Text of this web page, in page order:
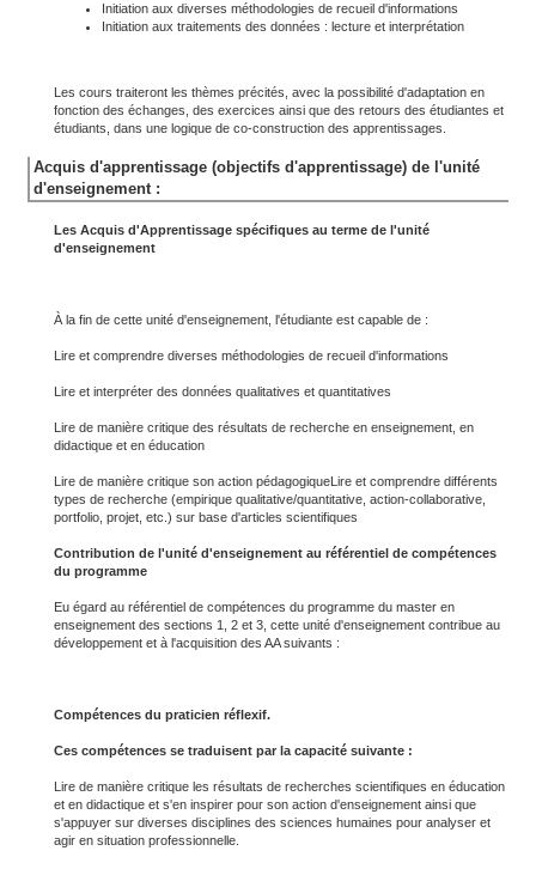
Initiation aux diverses méthodologies de recueil d'informations
Initiation aux traitements des données : lecture et interprétation
Les cours traiteront les thèmes précités, avec la possibilité d'adaptation en
fonction des échanges, des exercices ainsi que des retours des étudiantes et
étudiants, dans une logique de co-construction des apprentissages.
Acquis d'apprentissage (objectifs d'apprentissage) de l'unité
d'enseignement :
Les Acquis d'Apprentissage spécifiques au terme de l'unité
d'enseignement
À la fin de cette unité d'enseignement, l'étudiante est capable de :
Lire et comprendre diverses méthodologies de recueil d'informations
Lire et interpréter des données qualitatives et quantitatives
Lire de manière critique des résultats de recherche en enseignement, en
didactique et en éducation
Lire de manière critique son action pédagogiqueLire et comprendre différents
types de recherche (empirique qualitative/quantitative, action-collaborative,
portfolio, projet, etc.) sur base d'articles scientifiques
Contribution de l'unité d'enseignement au référentiel de compétences
du programme
Eu égard au référentiel de compétences du programme du master en
enseignement des sections 1, 2 et 3, cette unité d'enseignement contribue au
développement et à l'acquisition des AA suivants :
Compétences du praticien réflexif.
Ces compétences se traduisent par la capacité suivante :
Lire de manière critique les résultats de recherches scientifiques en éducation
et en didactique et s'en inspirer pour son action d'enseignement ainsi que
s'appuyer sur diverses disciplines des sciences humaines pour analyser et
agir en situation professionnelle.